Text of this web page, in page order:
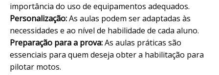
importância do uso de equipamentos adequados.
Personalização:As aulas podem ser adaptadas às
necessidades e ao nível de habilidade de cada aluno.
Preparação para a prova:As aulas práticas são
essenciais para quem deseja obter a habilitação para
pilotar motos.